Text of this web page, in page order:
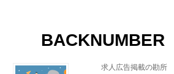
BACKNUMBER
求人広告掲載の勘所